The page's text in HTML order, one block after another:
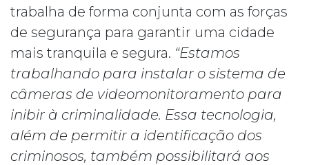
trabalha de forma conjunta com as forças
de segurança para garantir uma cidade
mais tranquila e segura. “Estamos
trabalhando para instalar o sistema de
câmeras de videomonitoramento para
inibir à criminalidade. Essa tecnologia,
além de permitir a identificação dos
criminosos, também possibilitará aos